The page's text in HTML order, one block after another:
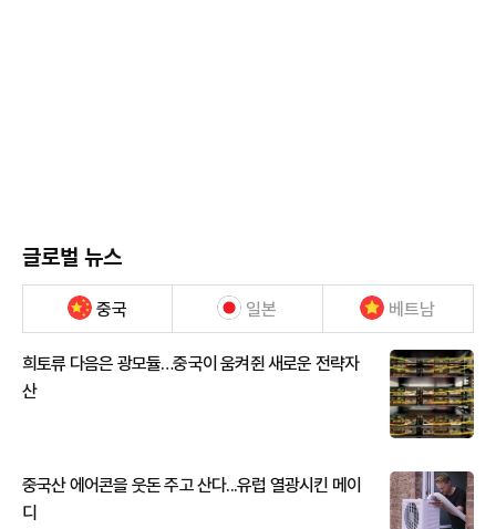
글로벌 뉴스
중국 일본 베트남
희토류 다음은 광모듈…중국이 움켜쥔 새로운 전략자
산
중국산 에어콘을 웃돈 주고 산다...유럽 열광시킨 메이
디